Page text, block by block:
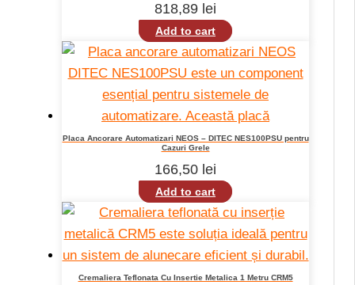
818,89 lei
Add to cart
Placa Ancorare Automatizari NEOS – DITEC NES100PSU pentru
Cazuri Grele
166,50 lei
Add to cart
Cremaliera Teflonata Cu Insertie Metalica 1 Metru CRM5